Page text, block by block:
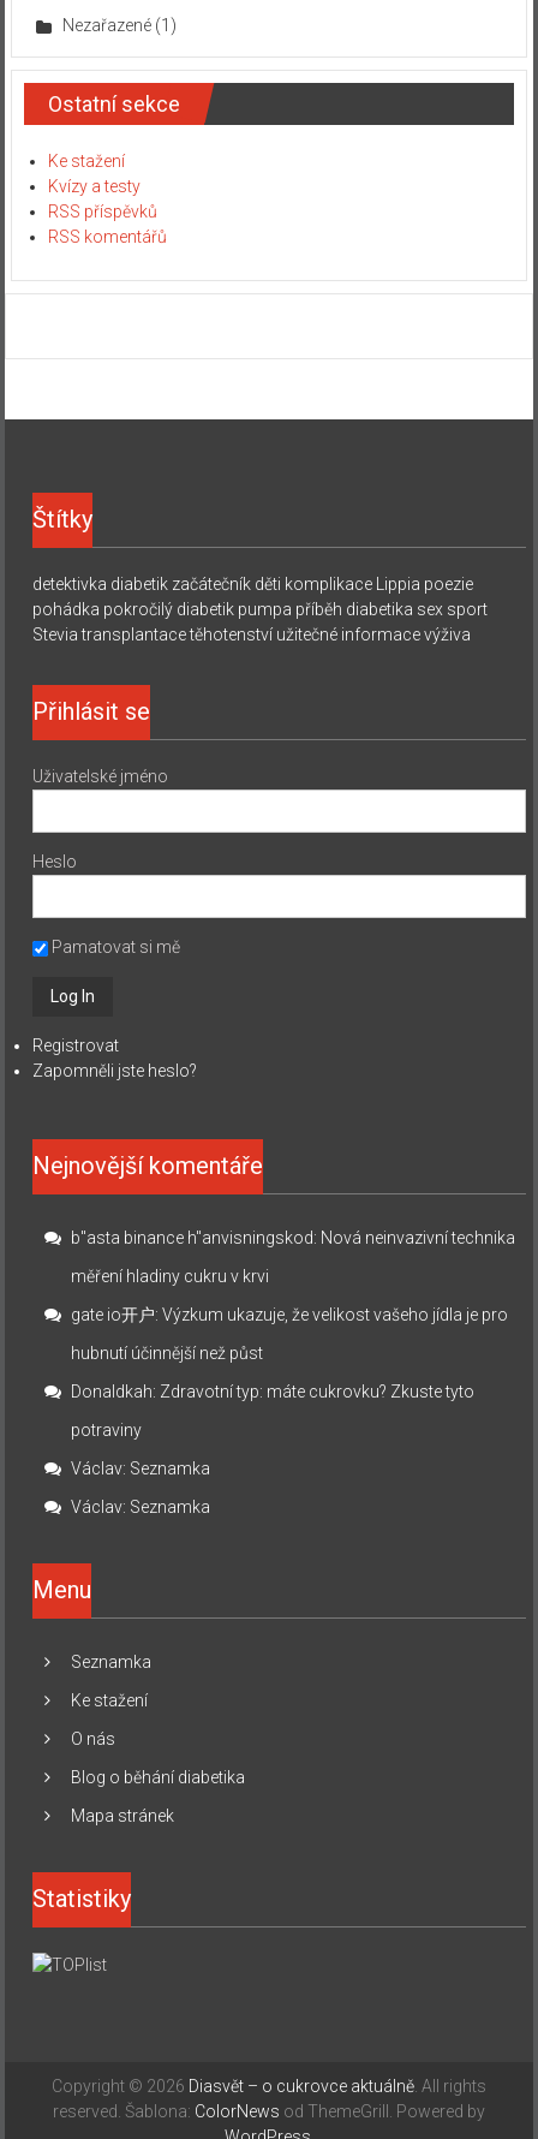
Nezařazené(1)
Ostatní sekce
Ke stažení
Kvízy a testy
RSS příspěvků
RSS komentářů
Štítky
detektivka diabetik začátečník děti komplikace Lippia poezie
pohádka pokročilý diabetik pumpa příběh diabetika sex sport
Stevia transplantace těhotenství užitečné informace výživa
Přihlásit se
Uživatelské jméno
Heslo
Pamatovat si mě
Registrovat
Zapomněli jste heslo?
Nejnovější komentáře
b"asta binance h"anvisningskod: Nová neinvazivní technika
měření hladiny cukru v krvi
gate io开户:Výzkum ukazuje, že velikost vašeho jídla je pro
hubnutí účinnější než půst
Donaldkah: Zdravotní typ: máte cukrovku? Zkuste tyto
potraviny
Václav: Seznamka
Václav: Seznamka
Menu
Seznamka
Ke stažení
O nás
Blog o běhání diabetika
Mapa stránek
Statistiky
Copyright © 2026 Diasvět – o cukrovce aktuálně . All rights
reserved. Šablona: ColorNews od ThemeGrill. Powered by